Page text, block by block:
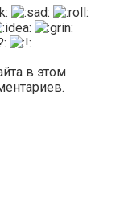
в этом